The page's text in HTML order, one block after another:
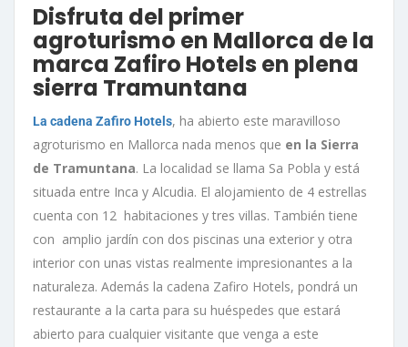
Disfruta del primer
agroturismo en Mallorca de la
marca Zafiro Hotels en plena
sierra Tramuntana
La cadena Zafiro Hotels, ha abierto este maravilloso
agroturismo en Mallorca nada menos que en la Sierra
de Tramuntana. La localidad se llama Sa Pobla y está
situada entre Inca y Alcudia. El alojamiento de 4 estrellas
cuenta con 12 habitaciones y tres villas. También tiene
con amplio jardín con dos piscinas una exterior y otra
interior con unas vistas realmente impresionantes a la
naturaleza. Además la cadena Zafiro Hotels, pondrá un
restaurante a la carta para su huéspedes que estará
abierto para cualquier visitante que venga a este